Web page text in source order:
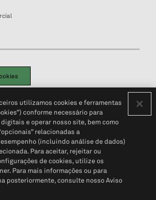
Portal de privacidade do cliente (em inglês)
Pessoais© 2026 S&P Global
utilizamos cookies e ferramentas
conforme necessário para
e operar nosso site, bem como
relacionadas a
(incluindo análise de dados)
Para aceitar, rejeitar ou
de cookies, utilize os
Para mais informações ou para
posteriormente, consulte nosso Aviso